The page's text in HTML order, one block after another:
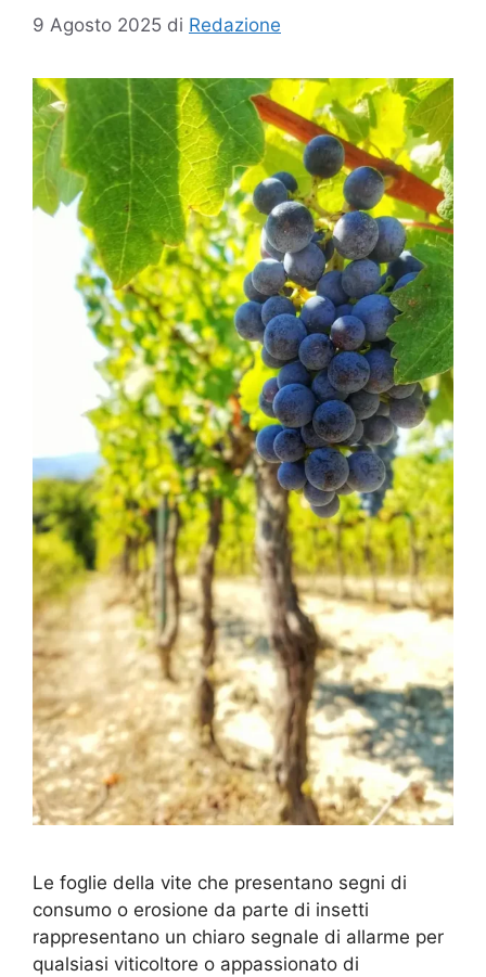
9 Agosto 2025 di Redazione
Le foglie della vite che presentano segni di
consumo o erosione da parte di insetti
rappresentano un chiaro segnale di allarme per
qualsiasi viticoltore o appassionato di